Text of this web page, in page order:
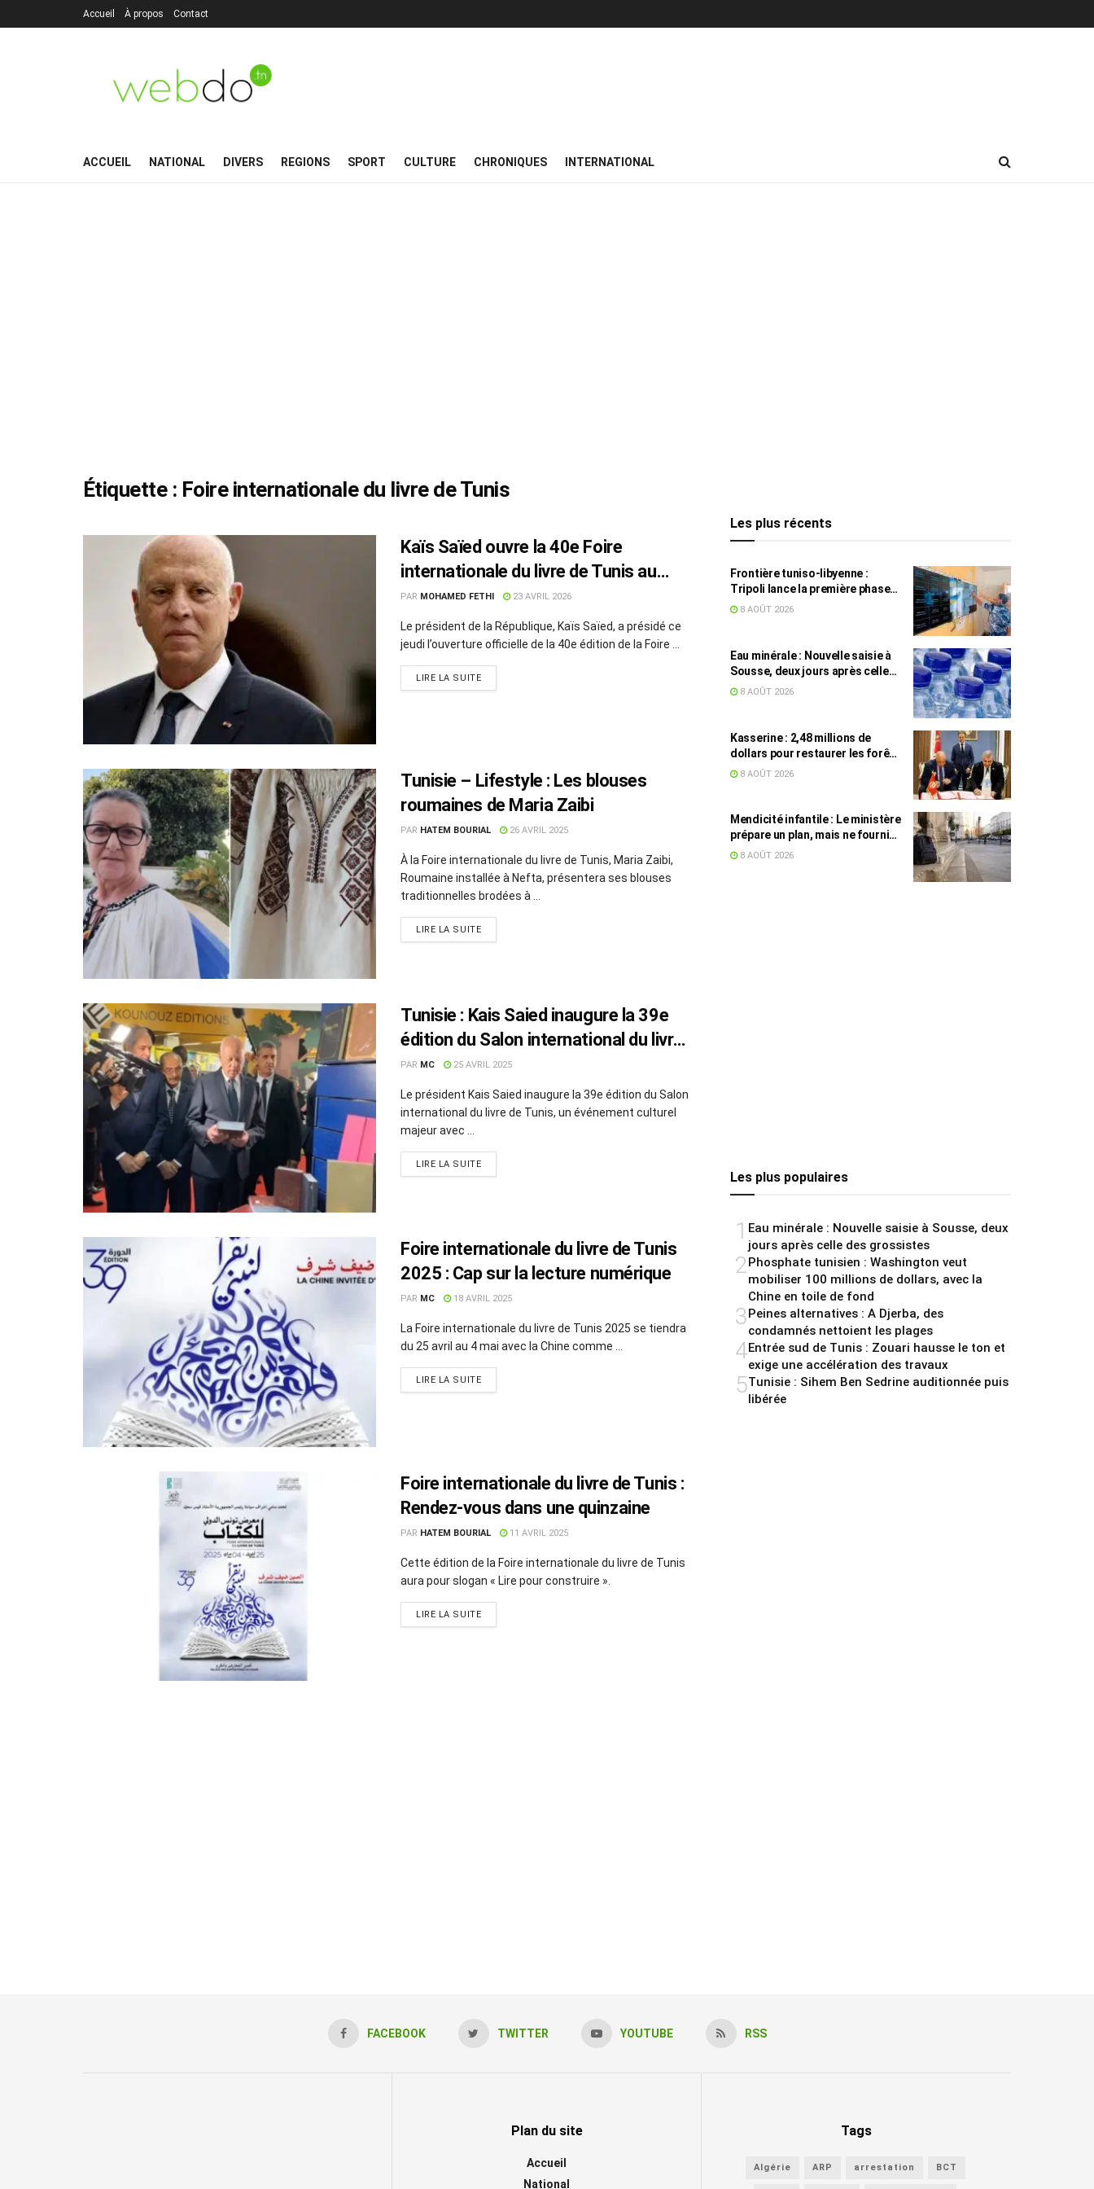
Accueil À propos Contact
ACCUEIL NATIONAL DIVERS REGIONS SPORT CULTURE CHRONIQUES INTERNATIONAL
Étiquette : Foire internationale du livre de Tunis
Kaïs Saïed ouvre la 40e Foire
internationale du livre de Tunis au
Kram
PAR MOHAMED FETHI 23 AVRIL 2026
Le président de la République, Kaïs Saïed, a présidé ce
jeudi l’ouverture officielle de la 40e édition de la Foire ...
LIRE LA SUITE
Tunisie – Lifestyle : Les blouses
roumaines de Maria Zaibi
PAR HATEM BOURIAL 26 AVRIL 2025
À la Foire internationale du livre de Tunis, Maria Zaibi,
Roumaine installée à Nefta, présentera ses blouses
traditionnelles brodées à ...
LIRE LA SUITE
Tunisie : Kais Saied inaugure la 39e
édition du Salon international du livre
de Tunis
PAR MC 25 AVRIL 2025
Le président Kais Saied inaugure la 39e édition du Salon
international du livre de Tunis, un événement culturel
majeur avec ...
LIRE LA SUITE
Foire internationale du livre de Tunis
2025 : Cap sur la lecture numérique
PAR MC 18 AVRIL 2025
La Foire internationale du livre de Tunis 2025 se tiendra
du 25 avril au 4 mai avec la Chine comme ...
LIRE LA SUITE
Foire internationale du livre de Tunis :
Rendez-vous dans une quinzaine
PAR HATEM BOURIAL 11 AVRIL 2025
Cette édition de la Foire internationale du livre de Tunis
aura pour slogan « Lire pour construire ».
LIRE LA SUITE
Les plus récents
Frontière tuniso-libyenne :
Tripoli lance la première phase
d’un système de surveillance sur
8 AOÛT 2026
Eau minérale : Nouvelle saisie à
Sousse, deux jours après celle
des grossistes
8 AOÛT 2026
Kasserine : 2,48 millions de
dollars pour restaurer les forêts
de pin d’Alep
8 AOÛT 2026
Mendicité infantile : Le ministère
prépare un plan, mais ne fournit
toujours aucun chiffre
8 AOÛT 2026
Les plus populaires
1 Eau minérale : Nouvelle saisie à Sousse, deux
jours après celle des grossistes
2Phosphate tunisien : Washington veut
mobiliser 100 millions de dollars, avec la
Chine en toile de fond
3Peines alternatives : A Djerba, des
condamnés nettoient les plages
4Entrée sud de Tunis : Zouari hausse le ton et
exige une accélération des travaux
5Tunisie : Sihem Ben Sedrine auditionnée puis
libérée
FACEBOOK TWITTER YOUTUBE RSS
Plan du site
Accueil
National
Tags
Algérie ARP arrestation BCT